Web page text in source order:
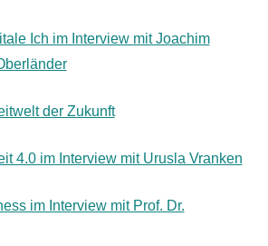
Ich im Interview mit Joachim
der Zukunft
4.0 im Interview mit Urusla Vranken
im Interview mit Prof. Dr.